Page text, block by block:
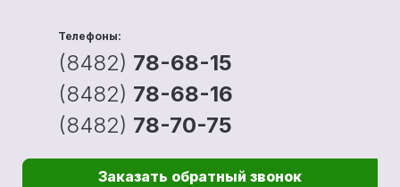
Телефоны:
(8482) 78-68-15
(8482) 78-68-16
(8482) 78-70-75
Заказать обратный звонок